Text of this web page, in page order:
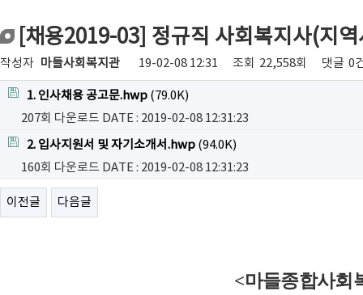
[채용2019-03] 정규직 사회복지사(지
작성자 마들사회복지관 19-02-08 12:31 조회 22,558회 댓글 0
1. 인사채용 공고문.hwp (79.0K)
207회 다운로드 DATE : 2019-02-08 12:31:23
2. 입사지원서 및 자기소개서.hwp (94.0K)
160회 다운로드 DATE : 2019-02-08 12:31:23
이전글 다음글
<마들종합사회